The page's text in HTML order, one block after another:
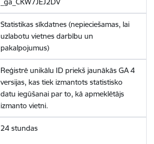
Statistikas sīkdatnes (nepieciešamas, lai
uzlabotu vietnes darbību un
pakalpojumus)
Reģistrē unikālu ID priekš jaunākās GA 4
versijas, kas tiek izmantots statistisko
datu iegūšanai par to, kā apmeklētājs
izmanto vietni.
24 stundas